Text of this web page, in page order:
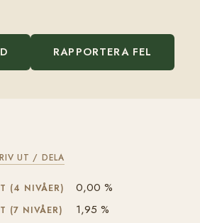
RAPPORTERA FEL
UT / DELA
(4 NIVÅER) 0,00 %
(7 NIVÅER) 1,95 %